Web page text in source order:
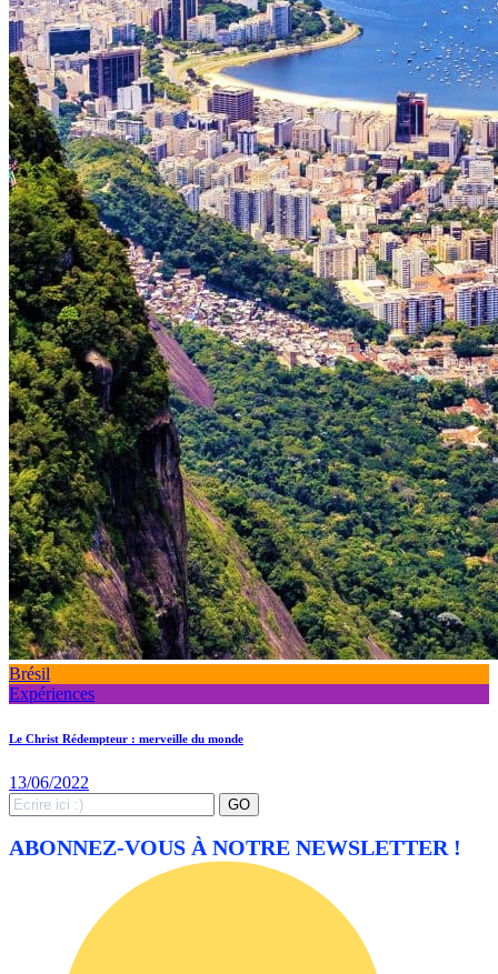
Brésil
Expériences
Le Christ Rédempteur : merveille du monde
13/06/2022
Search
for:
GO
ABONNEZ-VOUS À NOTRE NEWSLETTER !